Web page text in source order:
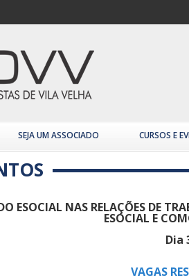
SEJA UM ASSOCIADO CURSOS E
ESOCIAL NAS RELAÇÕES DE
ESOCIAL E
Dia
VAGAS